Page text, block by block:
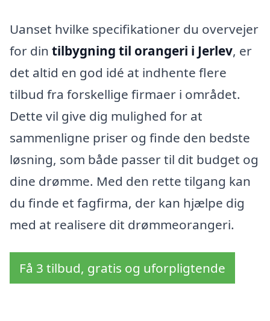
Uanset hvilke specifikationer du overvejer
for din tilbygning til orangeri i Jerlev, er
det altid en god idé at indhente flere
tilbud fra forskellige firmaer i området.
Dette vil give dig mulighed for at
sammenligne priser og finde den bedste
løsning, som både passer til dit budget og
dine drømme. Med den rette tilgang kan
du finde et fagfirma, der kan hjælpe dig
med at realisere dit drømmeorangeri.
Få 3 tilbud, gratis og uforpligtende